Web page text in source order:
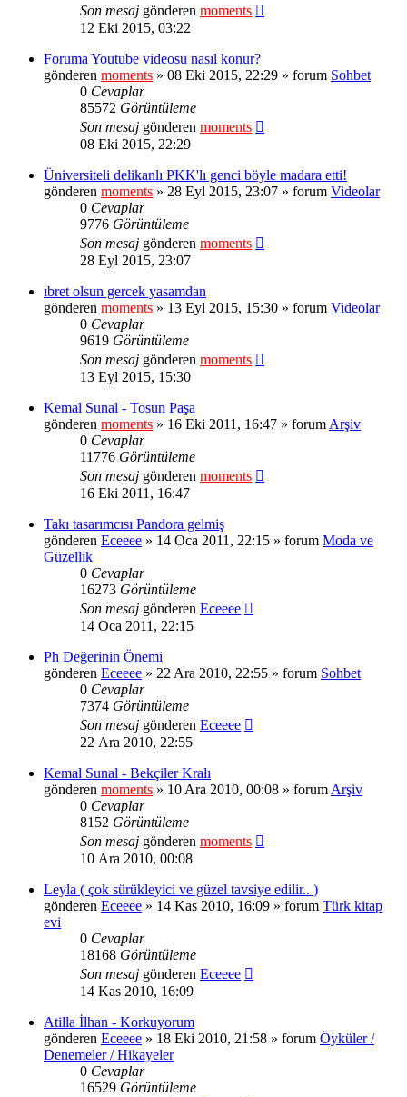
Son mesaj gönderen moments
12 Eki 2015, 03:22
Foruma Youtube videosu nasıl konur?
gönderen moments » 08 Eki 2015, 22:29 » forum Sohbet
0 Cevaplar
85572 Görüntüleme
Son mesaj gönderen moments
08 Eki 2015, 22:29
Üniversiteli delikanlı PKK'lı genci böyle madara etti!
gönderen moments » 28 Eyl 2015, 23:07 » forum Videolar
0 Cevaplar
9776 Görüntüleme
Son mesaj gönderen moments
28 Eyl 2015, 23:07
ıbret olsun gercek yasamdan
gönderen moments » 13 Eyl 2015, 15:30 » forum Videolar
0 Cevaplar
9619 Görüntüleme
Son mesaj gönderen moments
13 Eyl 2015, 15:30
Kemal Sunal - Tosun Paşa
gönderen moments » 16 Eki 2011, 16:47 » forum Arşiv
0 Cevaplar
11776 Görüntüleme
Son mesaj gönderen moments
16 Eki 2011, 16:47
Takı tasarımcısı Pandora gelmiş
gönderen Eceeee » 14 Oca 2011, 22:15 » forum Moda ve
Güzellik
0 Cevaplar
16273 Görüntüleme
Son mesaj gönderen Eceeee
14 Oca 2011, 22:15
Ph Değerinin Önemi
gönderen Eceeee » 22 Ara 2010, 22:55 » forum Sohbet
0 Cevaplar
7374 Görüntüleme
Son mesaj gönderen Eceeee
22 Ara 2010, 22:55
Kemal Sunal - Bekçiler Kralı
gönderen moments » 10 Ara 2010, 00:08 » forum Arşiv
0 Cevaplar
8152 Görüntüleme
Son mesaj gönderen moments
10 Ara 2010, 00:08
Leyla ( çok sürükleyici ve güzel tavsiye edilir.. )
gönderen Eceeee » 14 Kas 2010, 16:09 » forum Türk kitap
evi
0 Cevaplar
18168 Görüntüleme
Son mesaj gönderen Eceeee
14 Kas 2010, 16:09
Atilla İlhan - Korkuyorum
gönderen Eceeee » 18 Eki 2010, 21:58 » forum Öyküler /
Denemeler / Hikayeler
0 Cevaplar
16529 Görüntüleme